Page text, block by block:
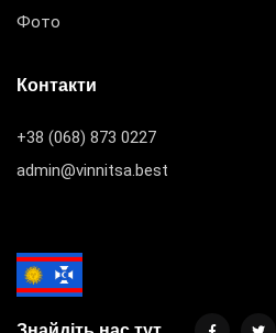
Фото
Контакти
+38 (068) 873 0227
admin@vinnitsa.best